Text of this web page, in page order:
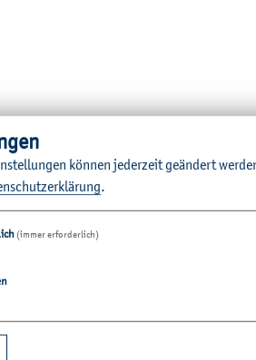
vor
kön­nen je­der­zeit ge­än­dert
.
(immer erforderlich)